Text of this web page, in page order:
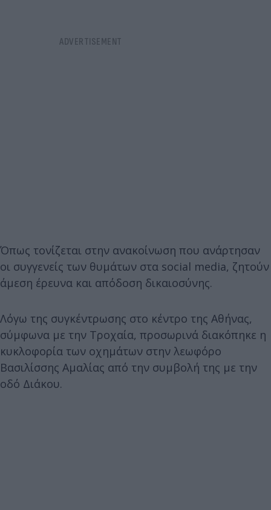
Όπως τονίζεται στην ανακοίνωση που ανάρτησαν
οι συγγενείς των θυμάτων στα social media, ζητούν
άμεση έρευνα και απόδοση δικαιοσύνης.
Λόγω της συγκέντρωσης στο κέντρο της Αθήνας,
σύμφωνα με την Τροχαία, προσωρινά διακόπηκε η
κυκλοφορία των οχημάτων στην λεωφόρο
Βασιλίσσης Αμαλίας από την συμβολή της με την
οδό Διάκου.